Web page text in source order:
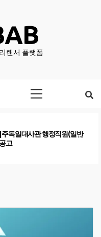
랜서 플랫폼
주독일대사관 행정직원(일반
고